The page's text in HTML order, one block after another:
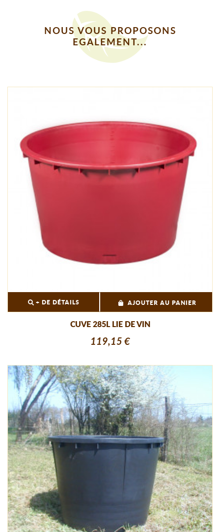
NOUS VOUS PROPOSONS
EGALEMENT...
+ DE DÉTAILS AJOUTER AU PANIER
CUVE 285L LIE DE VIN
119,15 €